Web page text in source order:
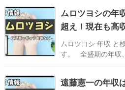
ムロツヨシの年
超え！現在も高
ムロツヨシ 年収 と
す。 全盛期の年収
遠藤憲一の年収